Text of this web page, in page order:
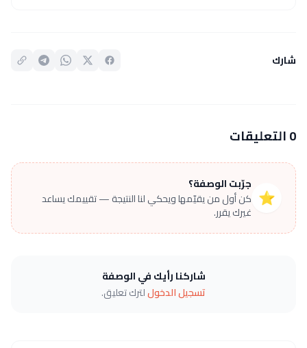
شارك
0 التعليقات
⭐
جرّبت الوصفة؟
كن أول من يقيّمها ويحكي لنا النتيجة — تقييمك يساعد
غيرك يقرر.
شاركنا رأيك في الوصفة
تسجيل الدخوللترك تعليق.